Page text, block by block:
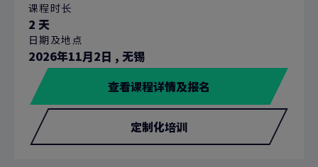
课程时长
2 天
日期及地点
2026年11月2日 , 无锡
查看课程详情及报名
定制化培训